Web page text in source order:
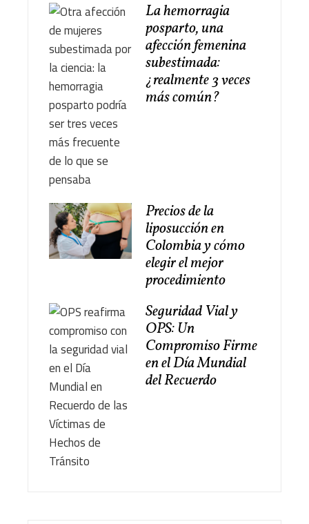
La hemorragia
posparto, una
afección femenina
subestimada:
¿realmente 3 veces
más común?
Precios de la
liposucción en
Colombia y cómo
elegir el mejor
procedimiento
Seguridad Vial y
OPS: Un
Compromiso Firme
en el Día Mundial
del Recuerdo